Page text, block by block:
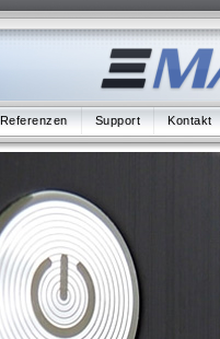
Referenzen Support Kontakt